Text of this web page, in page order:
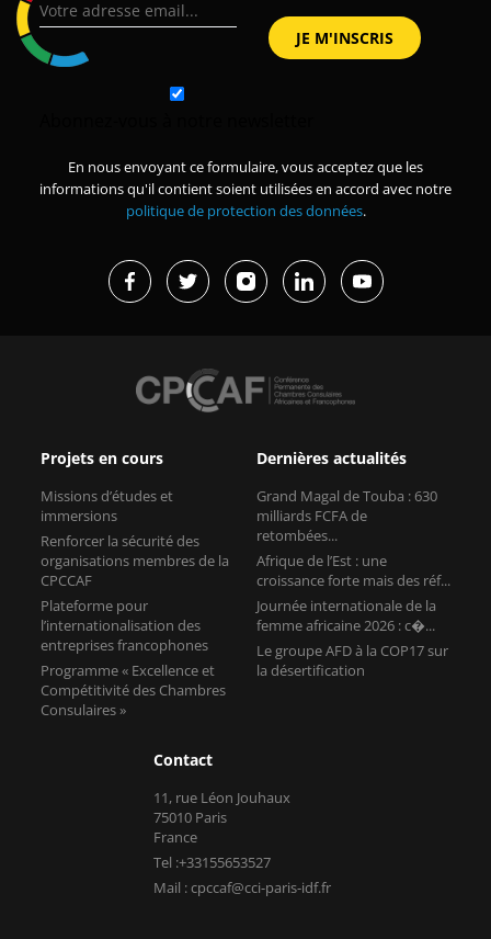
En nous envoyant ce formulaire, vous acceptez que les
informations qu'il contient soient utilisées en accord avec notre
politique de protection des données.
Projets en cours
Missions d’études et
immersions
Renforcer la sécurité des
organisations membres de la
CPCCAF
Plateforme pour
l’internationalisation des
entreprises francophones
Programme « Excellence et
Compétitivité des Chambres
Consulaires »
Dernières actualités
Grand Magal de Touba : 630
milliards FCFA de
retombées...
Afrique de l’Est : une
croissance forte mais des réf...
Journée internationale de la
femme africaine 2026 : c�...
Le groupe AFD à la COP17 sur
la désertification
Contact
11, rue Léon Jouhaux
75010 Paris
France
Tel :+33155653527
Mail : cpccaf@cci-paris-idf.fr